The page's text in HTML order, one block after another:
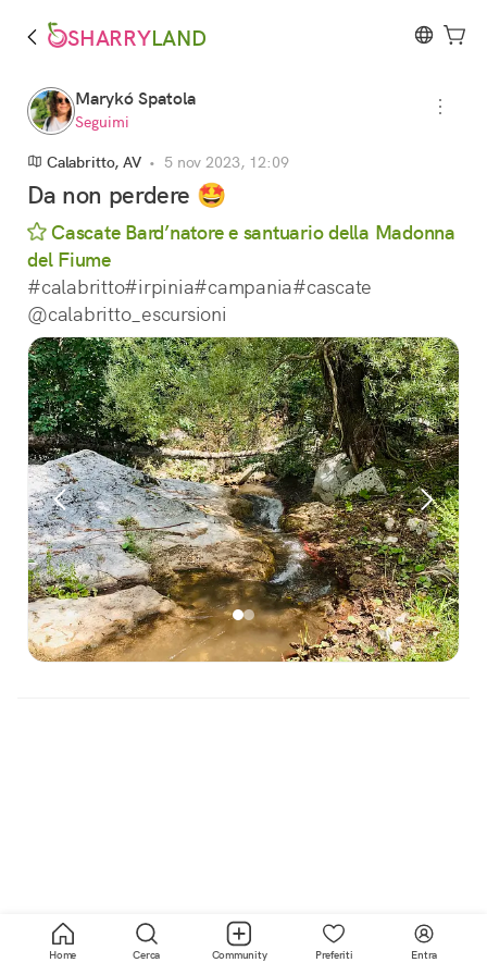
SHARRYLAND
Marykó Spatola
Seguimi
Calabritto, AV• 5 nov 2023, 12:09
Da non perdere 🤩
Cascate Bard’natore e santuario della Madonna
del Fiume
#calabritto#irpinia#campania#cascate
@calabritto_escursioni
Home Cerca Community Preferiti Entra